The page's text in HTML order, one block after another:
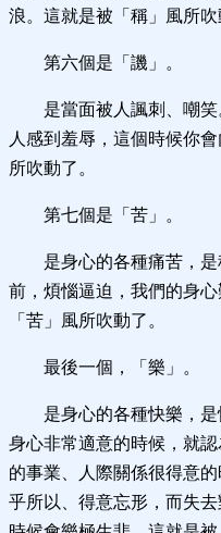
浪。這就是被「稱」風所吹
第六個是「譏」。
是當面被人諷刺、嘲
人感到羞辱，這個時候你
所吹動了。
第七個是「苦」。
是身心的各種痛苦，
前，煩惱逼迫，我們的身
「苦」風所吹動了。
最後一個，「樂」。
是身心的各種快樂，
身心非常適意的時候，就
的事業、人際關係很得意
乎所以、得意忘形，而失